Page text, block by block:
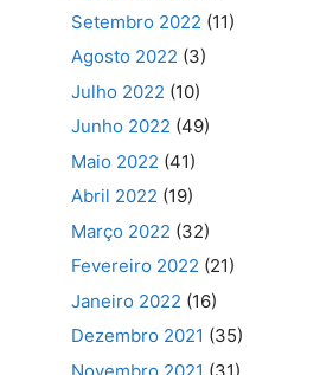
Setembro 2022 (11)
Agosto 2022 (3)
Julho 2022 (10)
Junho 2022 (49)
Maio 2022 (41)
Abril 2022 (19)
Março 2022 (32)
Fevereiro 2022 (21)
Janeiro 2022 (16)
Dezembro 2021 (35)